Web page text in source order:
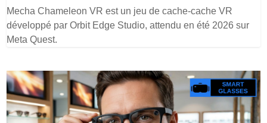
Mecha Chameleon VR est un jeu de cache-cache VR
développé par Orbit Edge Studio, attendu en été 2026 sur
Meta Quest.